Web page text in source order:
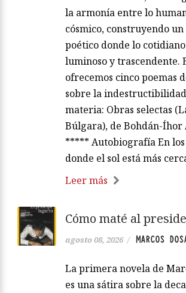
la armonía entre lo
cósmico, construyendo
poético donde lo
luminoso y trascendente.
ofrecemos cinco poemas
sobre la
materia: Obras selectas
Búlgara), de Bohdán-Íhor
***** Autobiografía En los
donde el sol está más
Leer más
Cómo maté al
agosto 08, 2026 / MARCOS
La primera novela de
es una sátira sobre la